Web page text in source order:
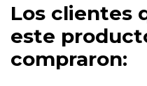
Los clientes
este
compraron: